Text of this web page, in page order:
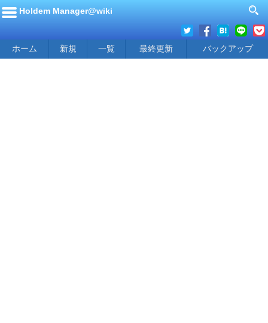
Holdem Manager@wiki
ホーム 新規 一覧 最終更新 バックアップ